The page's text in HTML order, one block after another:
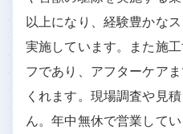
以上になり、経験豊かな
実施しています。また施
フであり、アフターケア
くれます。現場調査や見
ん。年中無休で営業して